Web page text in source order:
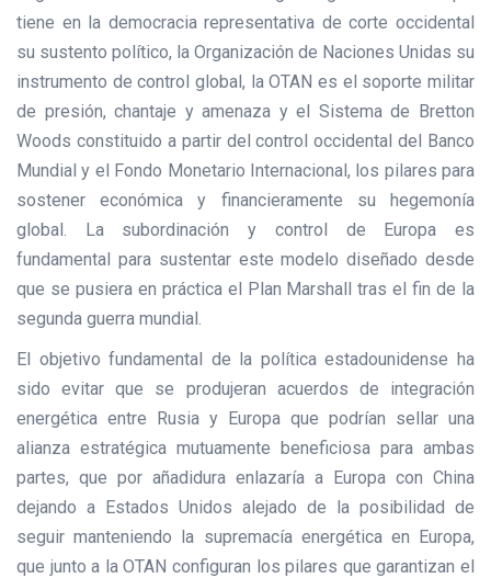
tiene en la democracia representativa de corte occidental
su sustento político, la Organización de Naciones Unidas su
instrumento de control global, la OTAN es el soporte militar
de presión, chantaje y amenaza y el Sistema de Bretton
Woods constituido a partir del control occidental del Banco
Mundial y el Fondo Monetario Internacional, los pilares para
sostener económica y financieramente su hegemonía
global. La subordinación y control de Europa es
fundamental para sustentar este modelo diseñado desde
que se pusiera en práctica el Plan Marshall tras el fin de la
segunda guerra mundial.
El objetivo fundamental de la política estadounidense ha
sido evitar que se produjeran acuerdos de integración
energética entre Rusia y Europa que podrían sellar una
alianza estratégica mutuamente beneficiosa para ambas
partes, que por añadidura enlazaría a Europa con China
dejando a Estados Unidos alejado de la posibilidad de
seguir manteniendo la supremacía energética en Europa,
que junto a la OTAN configuran los pilares que garantizan el